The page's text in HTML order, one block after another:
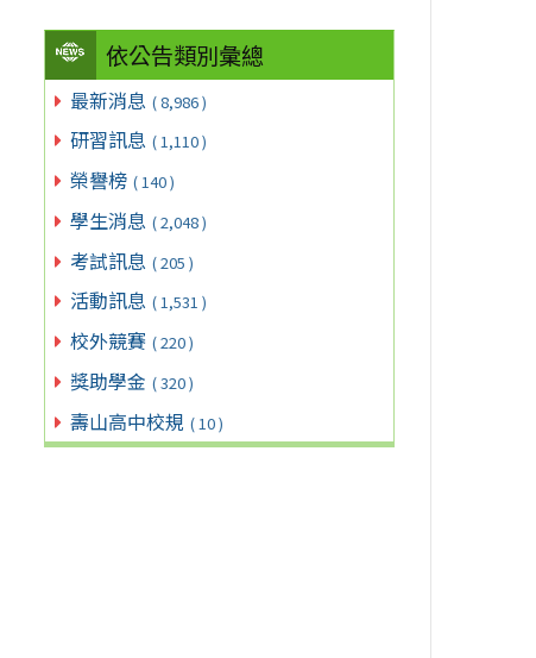
依公告類別彙總
最新消息 ( 8,986 )
研習訊息 ( 1,110 )
榮譽榜 ( 140 )
學生消息 ( 2,048 )
考試訊息 ( 205 )
活動訊息 ( 1,531 )
校外競賽 ( 220 )
獎助學金 ( 320 )
壽山高中校規 ( 10 )